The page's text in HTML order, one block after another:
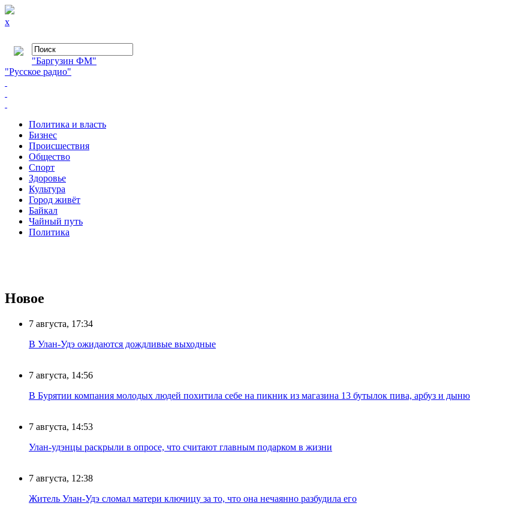
x
"Баргузин ФМ"
"Русское радио"
Политика и власть
Бизнес
Происшествия
Общество
Cпорт
Здоровье
Культура
Город живёт
Байкал
Чайный путь
Политика
Новое
7 августа, 17:34
В Улан-Удэ ожидаются дождливые выходные
7 августа, 14:56
В Бурятии компания молодых людей похитила себе на пикник из магазина 13 бутылок пива, арбуз и дыню
7 августа, 14:53
Улан-удэнцы раскрыли в опросе, что считают главным подарком в жизни
7 августа, 12:38
Житель Улан-Удэ сломал матери ключицу за то, что она нечаянно разбудила его